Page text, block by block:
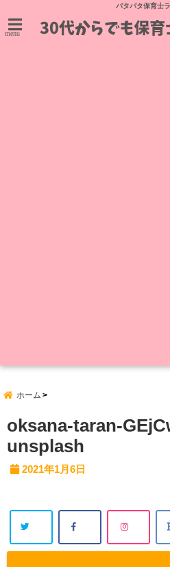
バタバタ保育士
menu
ホーム
oksana-taran-
unsplash
2021年1月6日